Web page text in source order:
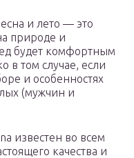
и лето — это
природе и
будет комфортным
в том случае, если
и особенностях
(мужчин и
известен во всем
качества и